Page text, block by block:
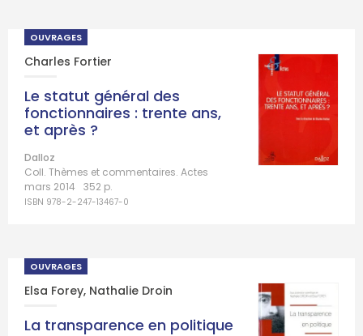
OUVRAGES
Charles Fortier
Le statut général des
fonctionnaires : trente ans,
et après ?
Dalloz
Coll. Thèmes et commentaires. Actes
mars 2014
352 p.
ISBN 978-2-247-13467-0
OUVRAGES
Elsa Forey, Nathalie Droin
La transparence en politique